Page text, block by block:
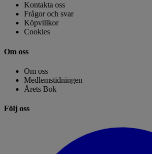
Kontakta oss
Frågor och svar
Köpvillkor
Cookies
Om oss
Om oss
Medlemstidningen
Årets Bok
Följ oss